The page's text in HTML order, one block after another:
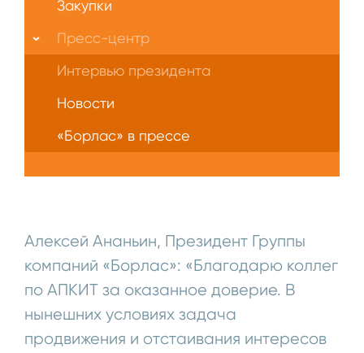
Алексей Ананьин, Президент Группы
компаний «Борлас»: «Благодарю коллег
по АПКИТ за оказанное доверие. В
нынешних условиях задача
продвижения и отстаивания интересов
Закупки
Пресс-центр
Интервью президента
Новости
«Борлас» в прессе